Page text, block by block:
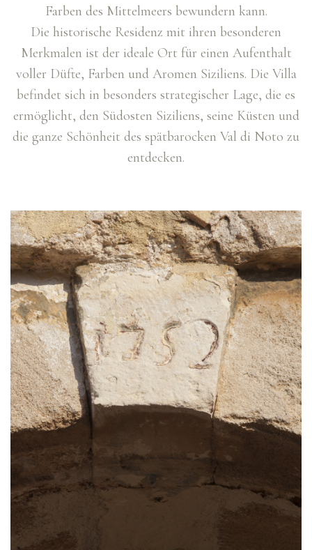
Farben des Mittelmeers bewundern kann.
Die historische Residenz mit ihren besonderen
Merkmalen ist der ideale Ort für einen Aufenthalt
voller Düfte, Farben und Aromen Siziliens. Die Villa
befindet sich in besonders strategischer Lage, die es
ermöglicht, den Südosten Siziliens, seine Küsten und
die ganze Schönheit des spätbarocken Val di Noto zu
entdecken.